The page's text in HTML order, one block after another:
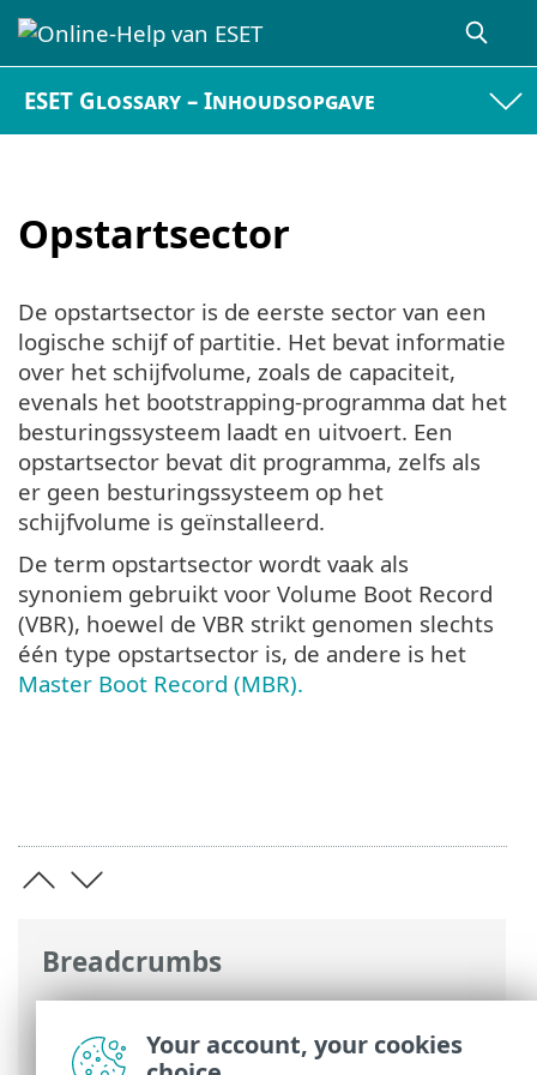
ESET Glossary – Inhoudsopgave
Opstartsector
Breadcrumbs
Online-Help van ESET>ESET Glossary>
Concepten en termen > BIOS>
De opstartsector is de eerste sector van een
logische schijf of partitie. Het bevat informatie
over het schijfvolume, zoals de capaciteit,
evenals het bootstrapping-programma dat het
besturingssysteem laadt en uitvoert. Een
opstartsector bevat dit programma, zelfs als
er geen besturingssysteem op het
schijfvolume is geïnstalleerd.
De term opstartsector wordt vaak als
synoniem gebruikt voor Volume Boot Record
(VBR), hoewel de VBR strikt genomen slechts
één type opstartsector is, de andere is het
Master Boot Record (MBR).
Your account, your cookies